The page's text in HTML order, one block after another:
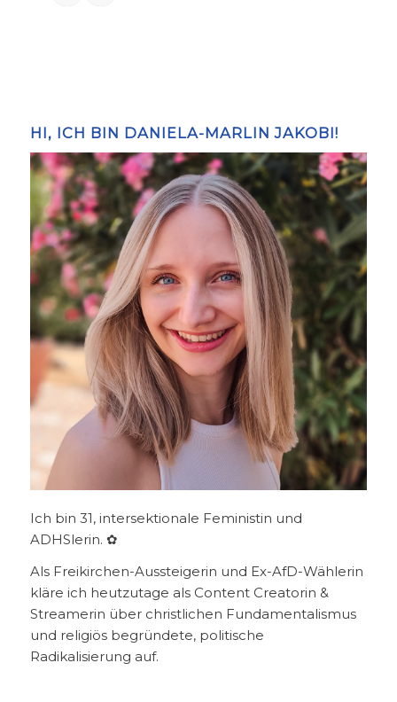
HI, ICH BIN DANIELA-MARLIN JAKOBI!
Ich bin 31, intersektionale Feministin und
ADHSlerin. ✿
Als Freikirchen-Aussteigerin und Ex-AfD-Wählerin
kläre ich heutzutage als Content Creatorin &
Streamerin über christlichen Fundamentalismus
und religiös begründete, politische
Radikalisierung auf.